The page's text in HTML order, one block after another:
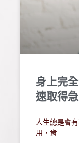
身上完
速取得
人生總是會
用，肯